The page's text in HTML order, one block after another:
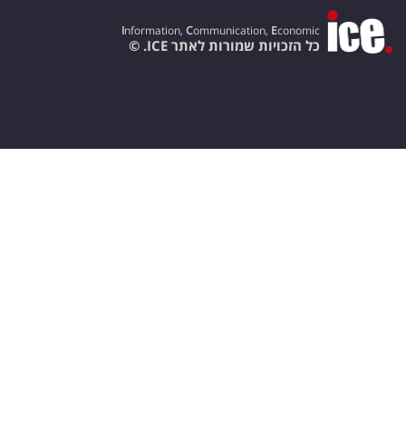
Information, Communication, Economic
כל הזכויות שמורות לאתר ICE. ©